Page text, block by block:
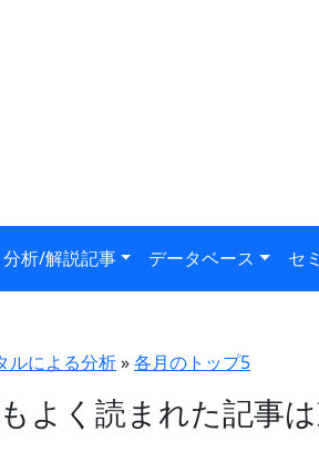
分析/解説記事 データベース セ
ルによる分析»各月のトップ5
よく読まれた記事